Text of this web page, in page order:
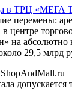
в ТРЦ «МЕГА
перемены:
центре
абсолютно
допускается